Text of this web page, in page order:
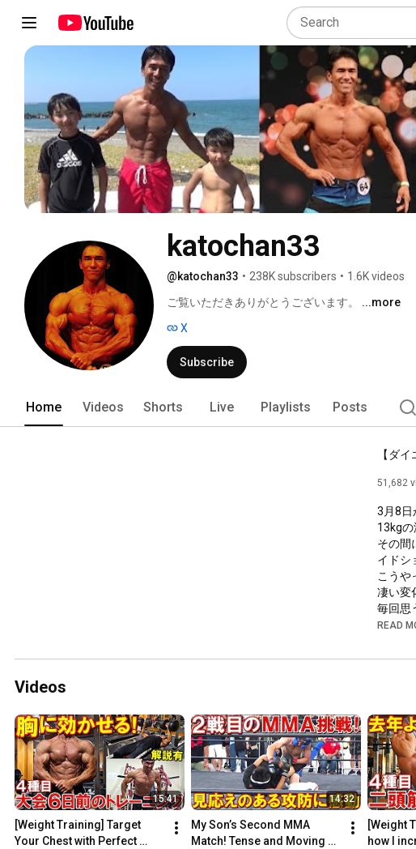
katochan33
@katochan33 • 238K subscribers • 1.6K videos
ご覧いただきありがとうございます。 ...more
X
Subscribe
Home Videos Shorts Live Playlists Posts
51,682
3月8日
13kgの
その間
イドシ
こうや
凄い変
毎回思
管理に
https://
5月24
【筋ト
https://
6月9日
減量3
READ
Videos
15:41
[Weight Training] Target
Your Chest with Perfect
14:32
My Son’s Second MMA
Match! Tense and Moving
[Weight
how I